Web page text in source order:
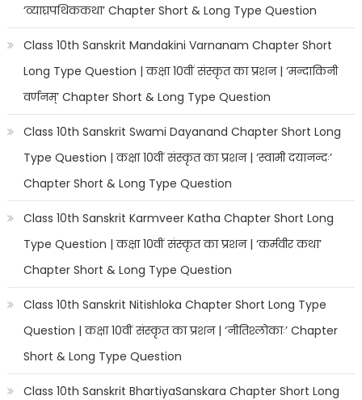
‘व्याघ्रपथिककथा’ Chapter Short & Long Type Question
Class 10th Sanskrit Mandakini Varnanam Chapter Short
Long Type Question | कक्षा 10वीं संस्कृत का प्रशन | ‘मन्दाकिनी
वर्णनम्’ Chapter Short & Long Type Question
Class 10th Sanskrit Swami Dayanand Chapter Short Long
Type Question | कक्षा 10वीं संस्कृत का प्रशन | ‘स्वामी दयानन्दः’
Chapter Short & Long Type Question
Class 10th Sanskrit Karmveer Katha Chapter Short Long
Type Question | कक्षा 10वीं संस्कृत का प्रशन | ‘कर्मवीर कथा’
Chapter Short & Long Type Question
Class 10th Sanskrit Nitishloka Chapter Short Long Type
Question | कक्षा 10वीं संस्कृत का प्रशन | ‘नीतिश्लोकाः’ Chapter
Short & Long Type Question
Class 10th Sanskrit BhartiyaSanskara Chapter Short Long